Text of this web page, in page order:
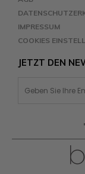
IMPRESSUM
COOKIES
JETZT DEN